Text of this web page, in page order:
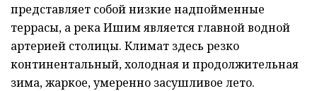
представляет собой низкие надпойменные
террасы, а река Ишим является главной водной
артерией столицы. Климат здесь резко
континентальный, холодная и продолжительная
зима, жаркое, умеренно засушливое лето.